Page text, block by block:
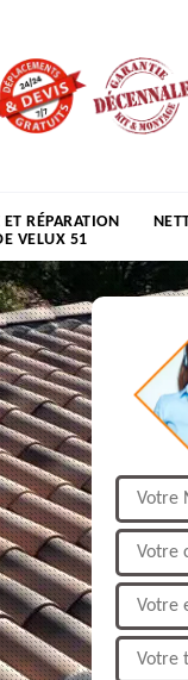
ET RÉPARATION
VELUX 51